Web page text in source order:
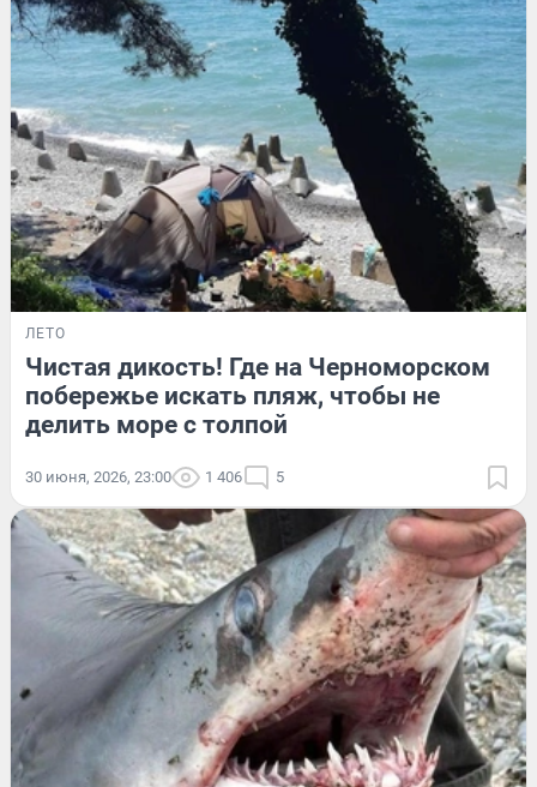
ЛЕТО
Чистая дикость! Где на Черноморском
побережье искать пляж, чтобы не
делить море с толпой
30 июня, 2026, 23:00 1 406 5